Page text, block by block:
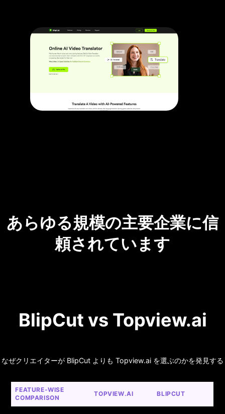
あらゆる規模の主要企業に信
頼されています
BlipCut vs Topview.ai
なぜクリエイターが BlipCut よりも Topview.ai を選ぶのかを発見する
FEATURE-WISE
COMPARISON
TOPVIEW.AI BLIPCUT